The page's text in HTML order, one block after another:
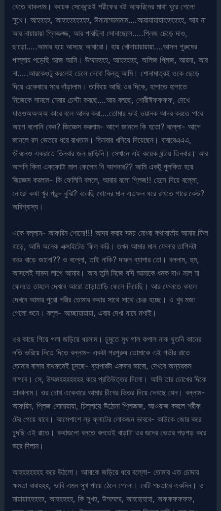
খেতে থাকলাম। কয়েক সেকেন্ডেই শরীফের বউ আফরিনের মাথা ঘুরে গেলো
সুখে। আহহহহ, আহহহহহহহহ, উমামাম্মামামাম….আয়ায়ায়ায়াহহহহহহ, আর না
আর নায়ায়ায়া প্লিজ্জজ্জ, আর পারছিনা সোনাছেলে…..প্লিজ চেড়ে দাও,
ছাড়ো…..আমার হয়ে আসছে আবারো। হায় খোদায়ায়ায়ায়া….আসল পুরুষের
পাল্লায় পড়েছি আজ আমি। উম্মমহহহ, আহহহহহ, অলিজ প্লিজ, আরনা, আর
না…..আরকেওটু করলেই ঢেলে দেবো কিন্তু আমি। শোনামাত্রই ওকে ছেড়ে
দিয়ে একেবারে সরে দাঁড়ালাম। তাকিয়ে আছি ওর দিকে, হাপাতে হাপাতে
নিজেকে সামলে নেবার চেস্টা করছে….আর বলছে, শোরীঈফফফফ, দেখে
যাওওঅঅঅঅ কারে বলে আদর করা….তোমার ভাই ভয়ানক আদর করতে পারে
আগে বলোনি কেন? জিজ্ঞেস করলাম- আগে জানলে কি হতো? বল্লো- আগে
জানলে রস ভেতরে ধরে রাখতাম। তিনবার খসিয়ে দিয়েছেন। বাবারেএএএ,
জীবনেও একরাতে তিনবার জল ছাড়িনি। সেখানে এই কয়েক ঘন্টায় তিনবার। আর
আপনি কিনা একফোটা মাল ফেলেন নি আপনার?? আমি একটু পুলকিত হয়ে
জিজ্ঞেস করলাম- কি ফেলিনি বললে, আবার বলো প্লিজ!! হেসে দিয়ে বল্লো,
নোংরা কথা খুব পছন্দ বুঝি? বলেছি ধোনের মাল এতক্ষন ধরে রাখতে পারে কেউ?
অবিশ্বাস্য।
ওকে বল্লাম- আফরিন শোনো!!! আদর করার সময় নোংরা কথাবার্তায় আমার ফিল
বাড়ে, আমি অনেক এক্সাইটেড ফিল করি। তখন আমার মাল ফেলার তাগিদটা
বড্ড বাড়ে জানো?? ও বল্লো, তাই নাকি? দারুন ব্যাপার তো। বললাম, হুম,
আসলেই দারুন লাগে আমার। আর তুমি নিজে যদি আমাকে ধমক দাও মাল না
ফেলতে তাহলে দেখবে আরো তাড়াতাড়ি ফেলে দিয়েছি। আর ফেলতে বললে
দেখবে আমার পুরো শরীর তোমার কথার সাথে সাথে চেঞ্জ হচ্ছে। ও খুব মজা
পেলো শুনে। বল্ল- আচ্ছায়ায়ায়া, এবার দেখা যাবে মশাই।
ওর কাছে গিয়ে গলা জড়িয়ে ধরলাম। চুমুতে মুখ গাল কপাল নাক থুতনি কানের
লতি ভরিয়ে দিতে দিতে বল্লাম- একটা পরপুরুষ তোমাকে এই গভীর রাতে
তোমার বাসার বাথরুমেই চুদছে- ব্যাপারটা একবার ভাবো, দেখবে অন্যরকম
লাগবে। সে, উম্মমহহহহহহহ করে প্রতিউত্তর দিলো। আমি তার চোখের দিকে
তাকালাম। ওর চোখ একেবারে আমার চীখের ভিতর দিয়ে দেখছে যেন। বল্লাম-
আফরিন, প্লিজ সোনায়ায়া, চিল্লায়ে উঠোনা প্লিজ্জজ, আওয়াজ করলে শরীফ
টের পেয়ে যাবে। আসেপাশে ল্র ফ্লাটের লোকজন ভাববে- কাউকে জোর করে
চুদছি এই রাতে। কথাগুলো বলতে বলতেই বাড়াটা ওর গুদের ভেতর পড়পড় করে
ভরে দিলাম।
আহহহহহহহ করে উঠলো। আমাকে জড়িয়ে ধরে বল্লো- তোমার এত চোদার
ক্ষমতা বাবাহহহ, ভাবি এমন সুখ পায়ে ঠেলে গেলো। বেটি পচতাবে একদিন। ও
মায়ায়াহহহহহ, আহহহহহ, কি সুখহ, উম্মম্মম্ম, আহাহাহাহা, অফফফফফফ,